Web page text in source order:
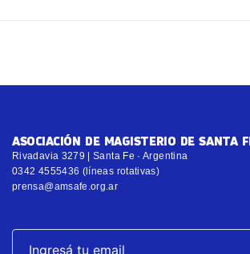
ASOCIACIÓN DE MAGISTERIO DE SANTA
Rivadavia 3279 | Santa Fe · Argentina
0342 4555436 (líneas rotativas)
prensa@amsafe.org.ar